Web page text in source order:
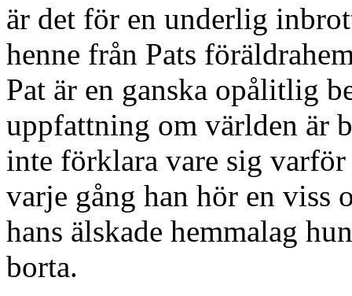
är det för en underlig
henne från Pats
Pat är en ganska opålitlig
uppfattning om världen är
inte förklara vare sig
varje gång han hör en viss
hans älskade hemmalag
borta.